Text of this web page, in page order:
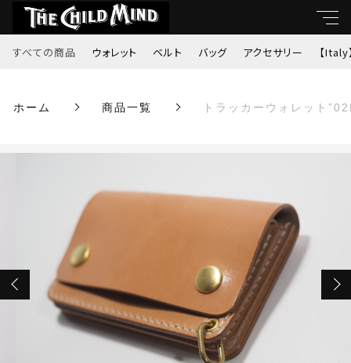
すべての商品 ウォレット ベルト バッグ アクセサリー 【Italy
ホーム 商品一覧 トラッカーウォレット
￥34,100（税込）
ショッピングを続ける
カートを確認する
すべて
ベルト
アクセサリー
【Italy】
子カテゴリ
価格帯